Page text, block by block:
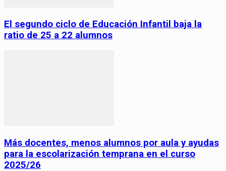
El segundo ciclo de Educación Infantil baja la
ratio de 25 a 22 alumnos
Más docentes, menos alumnos por aula y ayudas
para la escolarización temprana en el curso
2025/26